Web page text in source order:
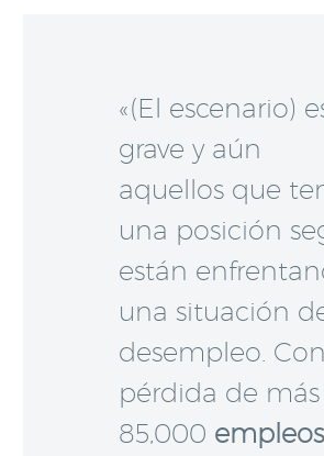
«(El escenario)
grave y aún
aquellos que
una posición
están
una situación
desempleo.
pérdida de
85,000 empleos